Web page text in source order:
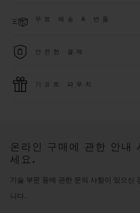
더 알아보기
다. *재고 상황에 따라 달라질 수 있습니다
무료 배송 & 반품
을 누려보세요
안전한 결제
모든 제품은 빠르고 안전하게 결제가 가
기프트 파우치
온라인 구매에 관한 안내
세요.
기술 부문 등에 관한 문의 사항이 있으신
니다.